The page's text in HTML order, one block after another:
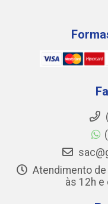
Atendimento
às 12h e